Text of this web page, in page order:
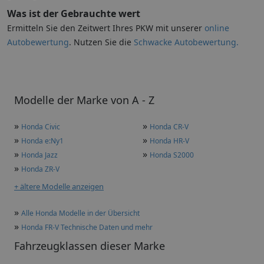
Modelle der Marke von A - Z
» Honda Civic » Honda CR-V
» Honda e:Ny1 » Honda HR-V
» Honda Jazz » Honda S2000
» Honda ZR-V
+ ältere Modelle anzeigen
» Alle Honda Modelle in der Übersicht
» Honda FR-V Technische Daten und mehr
Fahrzeugklassen dieser Marke
Was ist der Gebrauchte wert
Ermitteln Sie den Zeitwert Ihres PKW mit unserer online
Autobewertung. Nutzen Sie die Schwacke Autobewertung.